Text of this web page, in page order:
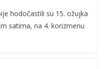
hodočastili su 15. ožujka
satima, na 4. korizmenu